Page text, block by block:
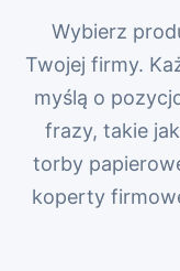
Wybierz
Twojej firmy.
myślą o
frazy, takie
torby
koperty